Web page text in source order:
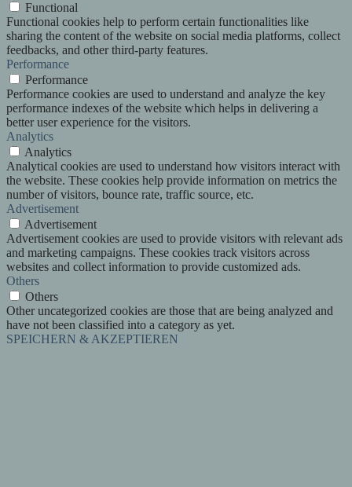
Functional
Functional cookies help to perform certain functionalities like
sharing the content of the website on social media platforms, collect
feedbacks, and other third-party features.
Performance
Performance
Performance cookies are used to understand and analyze the key
performance indexes of the website which helps in delivering a
better user experience for the visitors.
Analytics
Analytics
Analytical cookies are used to understand how visitors interact with
the website. These cookies help provide information on metrics the
number of visitors, bounce rate, traffic source, etc.
Advertisement
Advertisement
Advertisement cookies are used to provide visitors with relevant ads
and marketing campaigns. These cookies track visitors across
websites and collect information to provide customized ads.
Others
Others
Other uncategorized cookies are those that are being analyzed and
have not been classified into a category as yet.
SPEICHERN & AKZEPTIEREN